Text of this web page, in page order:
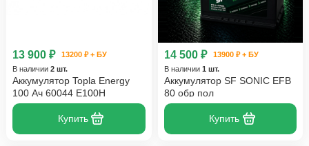
13 900 ₽
13200 ₽ + БУ
В наличии 2 шт.
Аккумулятор Topla Energy
100 Ач 60044 E100H
Купить
14 500 ₽
13900 ₽ + БУ
В наличии 1 шт.
Аккумулятор SF SONIC EFB
80 обр пол
Купить